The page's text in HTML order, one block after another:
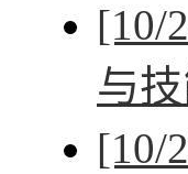
[10/
与
[10/